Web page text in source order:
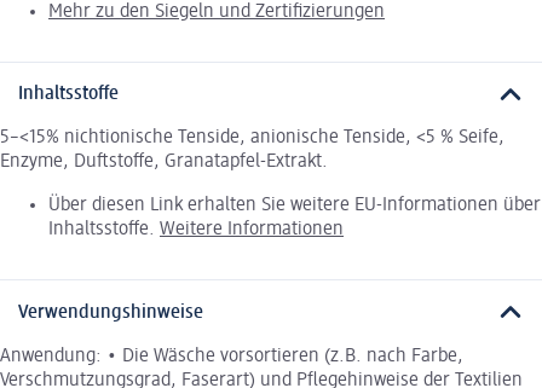
Mehr zu den Siegeln und Zertifizierungen
Inhaltsstoffe
5–<15% nichtionische Tenside, anionische Tenside, <5 % Seife,
Enzyme, Duftstoffe, Granatapfel-Extrakt.
Über diesen Link erhalten Sie weitere EU-Informationen über
Inhaltsstoffe. Weitere Informationen
Verwendungshinweise
Anwendung: • Die Wäsche vorsortieren (z.B. nach Farbe,
Verschmutzungsgrad, Faserart) und Pflegehinweise der Textilien